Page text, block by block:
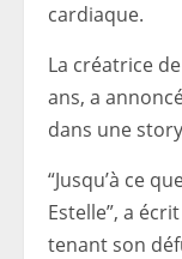
cardiaque.
La créatrice
ans, a
dans une
“Jusqu’à ce
Estelle”, a
tenant son